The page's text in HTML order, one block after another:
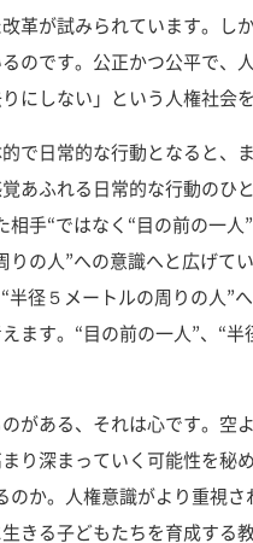
革が試みられています。し
のです。公正かつ公平で、
にしない」という人権社会
で日常的な行動となると、
あふれる日常的な行動のひ
相手“ではなく“目の前の一
りの人”への意識へと広げて
半径５メートルの周りの人”
ます。“目の前の一人”、“
がある、それは心です。空
り深まっていく可能性を秘
のか。人権意識がより重視
きる子どもたちを育成する